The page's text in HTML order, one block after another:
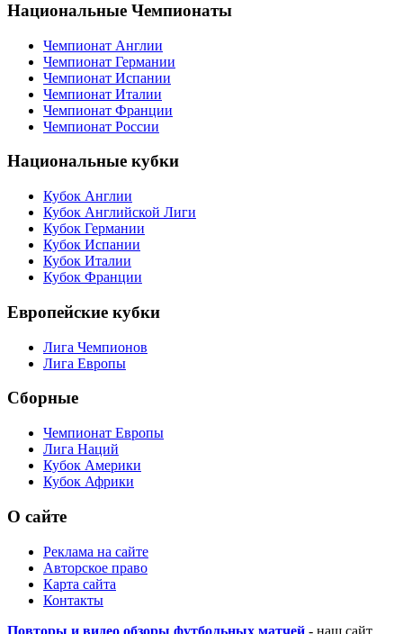
Национальные Чемпионаты
Чемпионат Англии
Чемпионат Германии
Чемпионат Испании
Чемпионат Италии
Чемпионат Франции
Чемпионат России
Национальные кубки
Кубок Англии
Кубок Английской Лиги
Кубок Германии
Кубок Испании
Кубок Италии
Кубок Франции
Европейские кубки
Лига Чемпионов
Лига Европы
Сборные
Чемпионат Европы
Лига Наций
Кубок Америки
Кубок Африки
О сайте
Реклама на сайте
Авторское право
Карта сайта
Контакты
Повторы и видео обзоры футбольных матчей - наш сайт